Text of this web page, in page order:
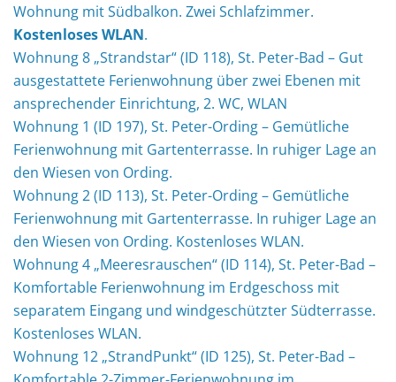
Wohnung mit Südbalkon. Zwei Schlafzimmer.
Kostenloses WLAN.
Wohnung 8 „Strandstar“ (ID 118), St. Peter-Bad – Gut
ausgestattete Ferienwohnung über zwei Ebenen mit
ansprechender Einrichtung, 2. WC, WLAN
Wohnung 1 (ID 197), St. Peter-Ording – Gemütliche
Ferienwohnung mit Gartenterrasse. In ruhiger Lage an
den Wiesen von Ording.
Wohnung 2 (ID 113), St. Peter-Ording – Gemütliche
Ferienwohnung mit Gartenterrasse. In ruhiger Lage an
den Wiesen von Ording. Kostenloses WLAN.
Wohnung 4 „Meeresrauschen“ (ID 114), St. Peter-Bad –
Komfortable Ferienwohnung im Erdgeschoss mit
separatem Eingang und windgeschützter Südterrasse.
Kostenloses WLAN.
Wohnung 12 „StrandPunkt“ (ID 125), St. Peter-Bad –